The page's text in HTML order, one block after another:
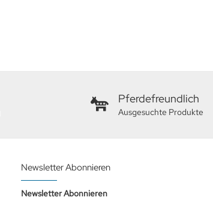
Pferdefreundlich
Ausgesuchte Produkte
Newsletter Abonnieren
Newsletter Abonnieren